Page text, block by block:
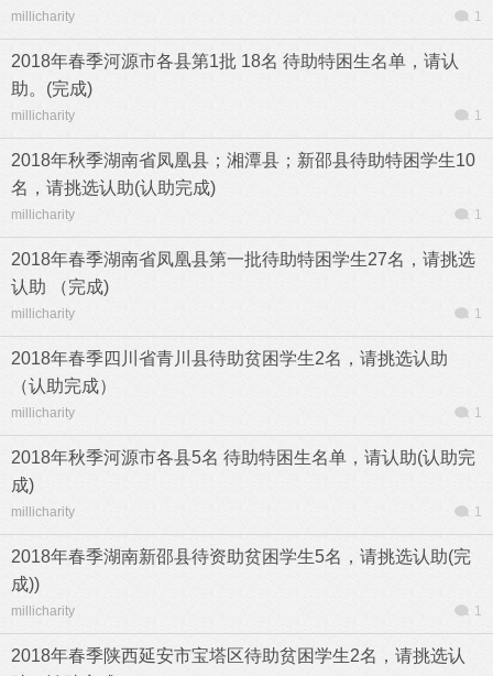
millicharity 1
2018年春季河源市各县第1批 18名 待助特困生名单，请认
助。(完成)
millicharity 1
2018年秋季湖南省凤凰县；湘潭县；新邵县待助特困学生10
名，请挑选认助(认助完成)
millicharity 1
2018年春季湖南省凤凰县第一批待助特困学生27名，请挑选
认助 （完成)
millicharity 1
2018年春季四川省青川县待助贫困学生2名，请挑选认助
（认助完成）
millicharity 1
2018年秋季河源市各县5名 待助特困生名单，请认助(认助完
成)
millicharity 1
2018年春季湖南新邵县待资助贫困学生5名，请挑选认助(完
成))
millicharity 1
2018年春季陕西延安市宝塔区待助贫困学生2名，请挑选认